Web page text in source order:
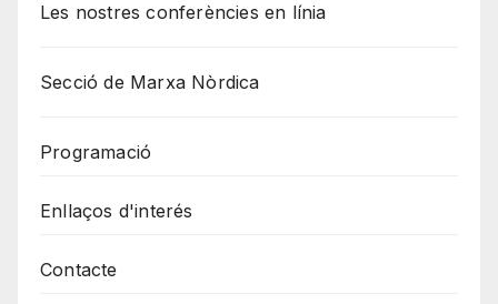
Les nostres conferències en línia
Secció de Marxa Nòrdica
Programació
Enllaços d'interés
Contacte